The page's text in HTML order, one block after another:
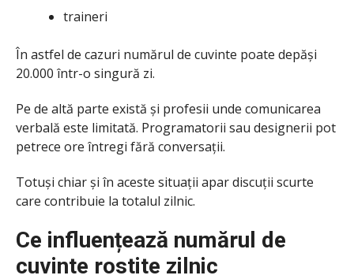
traineri
În astfel de cazuri numărul de cuvinte poate depăși
20.000 într-o singură zi.
Pe de altă parte există și profesii unde comunicarea
verbală este limitată. Programatorii sau designerii pot
petrece ore întregi fără conversații.
Totuși chiar și în aceste situații apar discuții scurte
care contribuie la totalul zilnic.
Ce influențează numărul de
cuvinte rostite zilnic